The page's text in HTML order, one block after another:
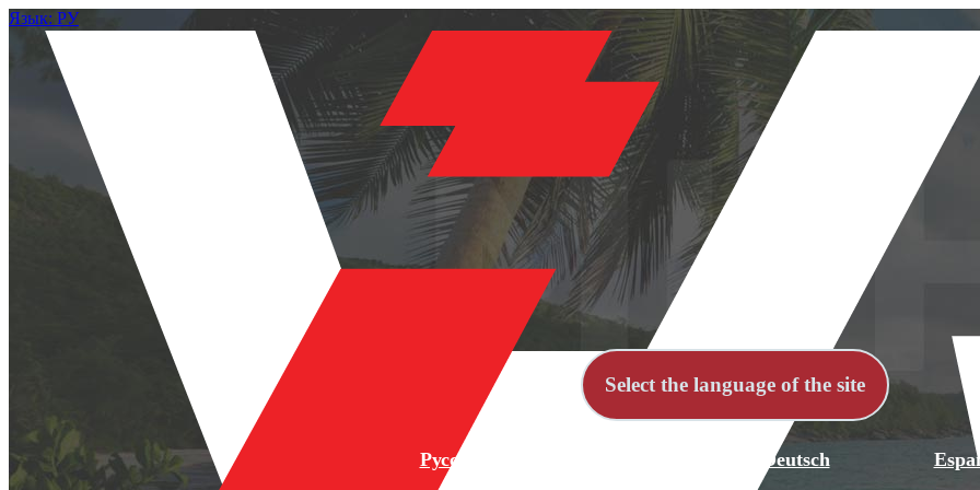
Язык: РУ
Select the language of the site
Русский Deutsch